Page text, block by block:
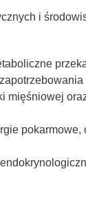
i
mięśniowej